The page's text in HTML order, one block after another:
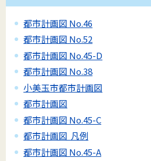
都市計画図 No.46
都市計画図 No.52
都市計画図 No.45-D
都市計画図 No.38
小美玉市都市計画図
都市計画図
都市計画図 No.45-C
都市計画図 凡例
都市計画図 No.45-A